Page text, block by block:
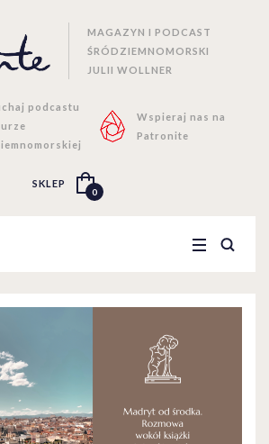
MAGAZYN I PODCAST
ŚRÓDZIEMNOMORSKI
JULII WOLLNER
podcastu
Wspieraj nas na
Patronite
SKLEP
0